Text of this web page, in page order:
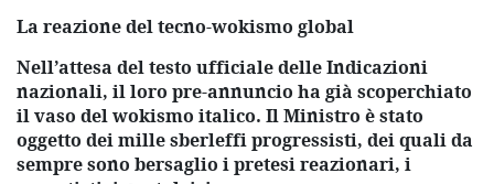
La reazione del tecno-wokismo global
Nell’attesa del testo ufficiale delle Indicazioni
nazionali, il loro pre-annuncio ha già scoperchiato
il vaso del wokismo italico. Il Ministro è stato
oggetto dei mille sberleffi progressisti, dei quali da
sempre sono bersaglio i pretesi reazionari, i